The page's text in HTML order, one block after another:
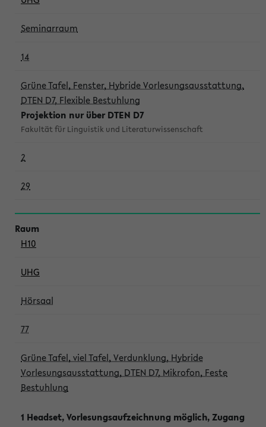
Seminarraum
14
Grüne Tafel, Fenster, Hybride Vorlesungsausstattung,
DTEN D7, Flexible Bestuhlung
Projektion nur über DTEN D7
Fakultät für Linguistik und Literaturwissenschaft
2
29
H10
UHG
Hörsaal
77
Grüne Tafel, viel Tafel, Verdunklung, Hybride
Vorlesungsausstattung, DTEN D7, Mikrofon, Feste
Bestuhlung
1 Headset, Vorlesungsaufzeichnung möglich, Zugang